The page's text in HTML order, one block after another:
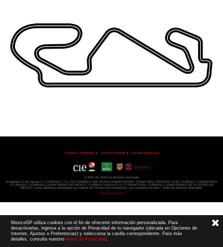
Términos y Condiciones| Aviso de Privacidad| Convenio de liberación
© 2026 CIE Todos los derechos reservados
El logotipo F1, las marcas F1, FORMULA 1, F1, FIA FORMULA ONE WORLD CHAMPIONSHIP, GRAND PRIX,
PADDOCK CLUB,
FORMULA 1 GRAND PRIX
OF MEXICO, FORMULA 1 GRAN PREMIO DE MÉXICO,
FORMULA 1 MEXICO CITY GRAND PRIX,
FORMULA 1 GRAN PREMIO DE LA CIUDAD DE
MÉXICO y otros distintivosrelacionados son marcas de Formula One Licensing BV, una compañía Formula 1. Todos los derechos reservados.
Website by Alucina
MexicoGP utiliza cookies con el fin de ofrecerte información personalizada. Para
desactivarlas, ingresa a la opción de Privacidad de tu navegador (ubicada en Opciones de
Internet, Ajustes o Preferencias) y selecciona la casilla correspondiente. Para más
detalles, consulta nuestroAviso de Privacidad.